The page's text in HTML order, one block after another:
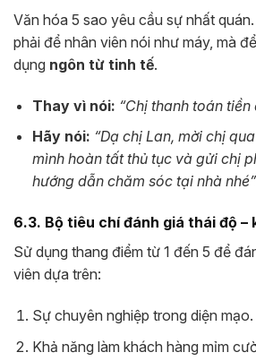
Văn hóa 5 sao yêu cầu sự nhất
phải để nhân viên nói như máy, mà
dụng ngôn từ tinh tế.
Thay vì nói: “Chị thanh toán tiền
Hãy nói: “Dạ chị Lan, mời chị
mình hoàn tất thủ tục và gửi chị
hướng dẫn chăm sóc tại nhà nhé”
6.3. Bộ tiêu chí đánh giá thái độ –
Sử dụng thang điểm từ 1 đến 5 để
viên dựa trên:
Sự chuyên nghiệp trong diện mạo.
Khả năng làm khách hàng mỉm